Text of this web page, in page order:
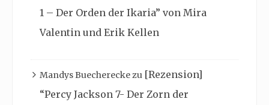
1 – Der Orden der Ikaria” von Mira
Valentin und Erik Kellen
Mandys Buechereckezu [Rezension]
“Percy Jackson 7- Der Zorn der